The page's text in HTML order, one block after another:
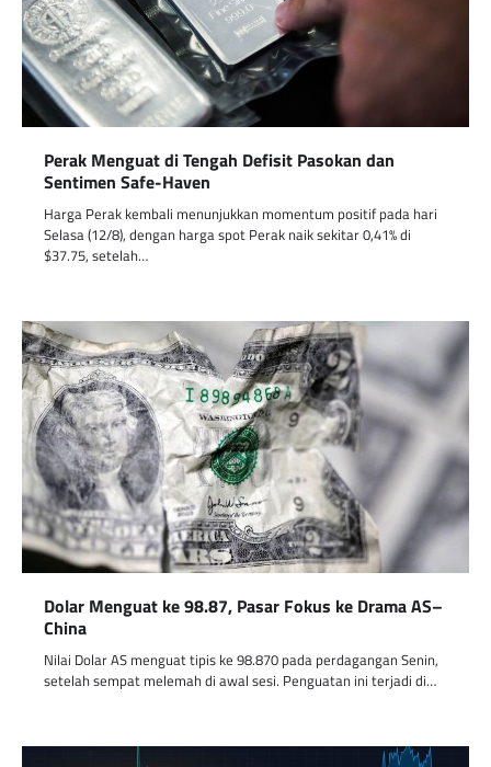
Perak Menguat di Tengah Defisit Pasokan dan
Sentimen Safe-Haven
Harga Perak kembali menunjukkan momentum positif pada hari
Selasa (12/8), dengan harga spot Perak naik sekitar 0,41% di
$37.75, setelah…
Dolar Menguat ke 98.87, Pasar Fokus ke Drama AS–
China
Nilai Dolar AS menguat tipis ke 98.870 pada perdagangan Senin,
setelah sempat melemah di awal sesi. Penguatan ini terjadi di…